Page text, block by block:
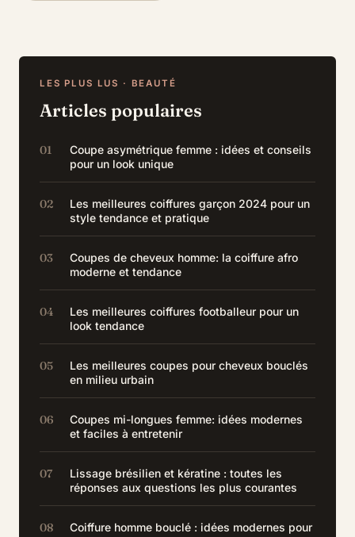
LES PLUS LUS · BEAUTÉ
Articles populaires
Coupe asymétrique femme : idées et conseils
pour un look unique
Les meilleures coiffures garçon 2024 pour un
style tendance et pratique
Coupes de cheveux homme: la coiffure afro
moderne et tendance
Les meilleures coiffures footballeur pour un
look tendance
Les meilleures coupes pour cheveux bouclés
en milieu urbain
Coupes mi-longues femme: idées modernes
et faciles à entretenir
Lissage brésilien et kératine : toutes les
réponses aux questions les plus courantes
Coiffure homme bouclé : idées modernes pour